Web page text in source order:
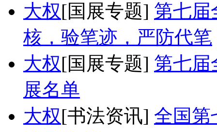
大权[国展专题] 第七届
核，验笔迹，严防代笔
大权[国展专题] 第七届
展名单
大权[书法资讯] 全国第